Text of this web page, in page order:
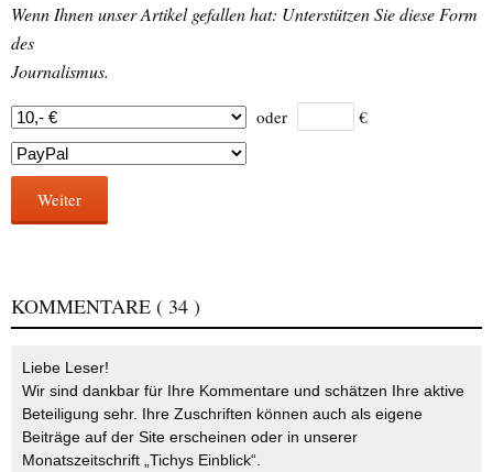
Wenn Ihnen unser Artikel gefallen hat: Unterstützen Sie diese Form
des
Journalismus.
oder €
Weiter
KOMMENTARE ( 34 )
Liebe Leser!
Wir sind dankbar für Ihre Kommentare und schätzen Ihre aktive
Beteiligung sehr. Ihre Zuschriften können auch als eigene
Beiträge auf der Site erscheinen oder in unserer
Monatszeitschrift „Tichys Einblick“.